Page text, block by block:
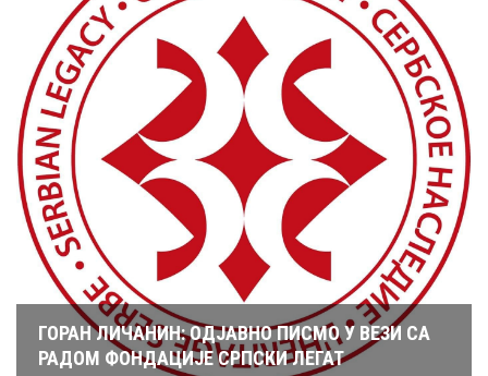
ГОРАН ЛИЧАНИН: ОДЈАВНО ПИСМО У ВЕЗИ СА
РАДОМ ФОНДАЦИЈЕ СРПСКИ ЛЕГАТ